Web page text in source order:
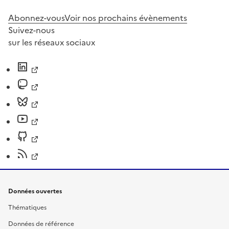
Abonnez-vousVoir nos prochains évènements
Suivez-nous
sur les réseaux sociaux
Données ouvertes
Thématiques
Données de référence